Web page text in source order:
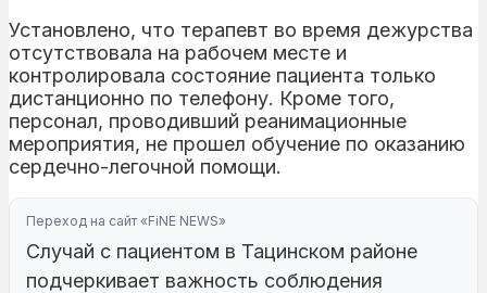
Установлено, что терапевт во время дежурства
отсутствовала на рабочем месте и
контролировала состояние пациента только
дистанционно по телефону. Кроме того,
персонал, проводивший реанимационные
мероприятия, не прошел обучение по оказанию
сердечно-легочной помощи.
Переход на сайт «FiNE NEWS»
Случай с пациентом в Тацинском районе
подчеркивает важность соблюдения